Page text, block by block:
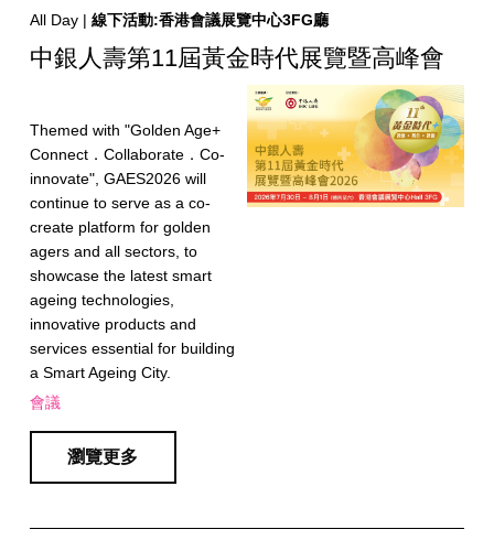
All Day | 線下活動:香港會議展覽中心3FG廳
中銀人壽第11屆黃金時代展覽暨高峰會
Themed with "Golden Age+
Connect．Collaborate．Co-
innovate", GAES2026 will
continue to serve as a co-
create platform for golden
agers and all sectors, to
showcase the latest smart
ageing technologies,
innovative products and
services essential for building
a Smart Ageing City.
會議
瀏覽更多